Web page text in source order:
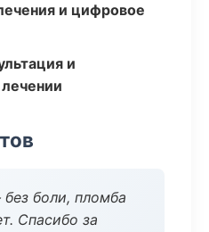
и цифровое
и
боли, пломба
Спасибо за